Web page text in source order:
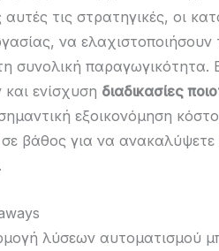
τις στρατηγικές, οι
να
συνολική παραγωγικότητα.
ενίσχυση διαδικασίες
εξοικονόμηση
βάθος για να ανακαλύψετε
.
λύσεων αυτοματισμού